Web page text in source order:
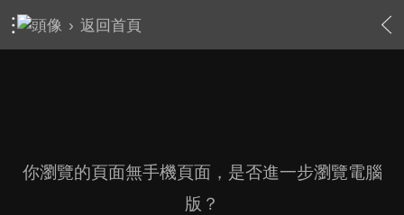
› 返回首頁
你瀏覽的頁面無手機頁面，是否進一步瀏覽電腦
版？